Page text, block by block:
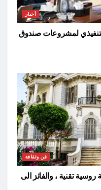
أخبار
لمشروعات صندوق
فن وثقافة
تقنية ، والفائز الى